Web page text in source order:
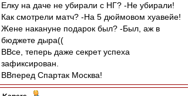
Елку на даче не убирали с НГ? -Не убирали!
Как смотрели матч? -На 5 дюймовом хуавейе!
Жене накануне подарок был? -Был, аж в
бюджете дыра((
ВВсе, теперь даже секрет успеха
зафиксирован.
ВВперед Спартак Москва!